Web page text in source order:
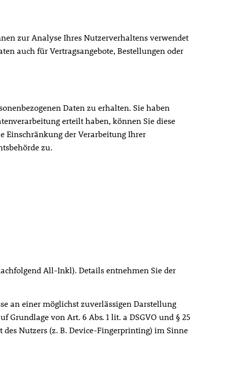
zur Analyse Ihres Nutzerverhaltens verwendet
auch für Vertragsangebote, Bestellungen oder
Daten zu erhalten. Sie haben
erteilt haben, können Sie diese
Einschränkung der Verarbeitung Ihrer
zu.
All-Inkl). Details entnehmen Sie der
an einer möglichst zuverlässigen Darstellung
von Art. 6 Abs. 1 lit. a DSGVO und § 25
Nutzers (z. B. Device-Fingerprinting) im Sinne